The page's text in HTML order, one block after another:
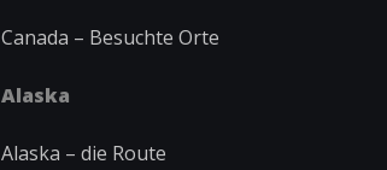
Canada – Besuchte Orte
Alaska
Alaska – die Route